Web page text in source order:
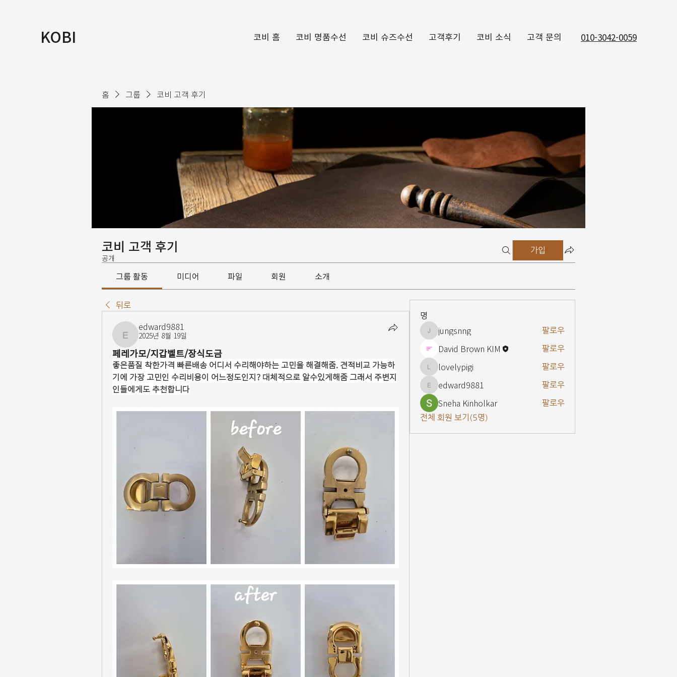
KOBI 코비 홈 코비 명품수선 코비 슈즈수선 고객후기 코비 소식 고객 문의 010-3042-0059
홈 그룹 코비 고객 후기
코비 고객 후기
공개
가입
그룹 활동 미디어 파일 회원 소개
뒤로
edward9881
edward9881
2025년 8월 19일
페레가모/지갑벨트/장식도금
좋은품질 착한가격 빠른배송 어디서 수리해야하는 고민을 해결해줌. 견적비교 가능하
기에 가장 고민인 수리비용이 어느정도인지? 대체적으로 알수있게해줌 그래서 주변지
인들에게도 추천합니다
명
jungsnng
jungsnng 팔로우
David Brown KIM 팔로우
lovelypigi
lovelypigi 팔로우
edward9881
edward9881 팔로우
Sneha Kinholkar
팔로우
전체 회원 보기(5명)